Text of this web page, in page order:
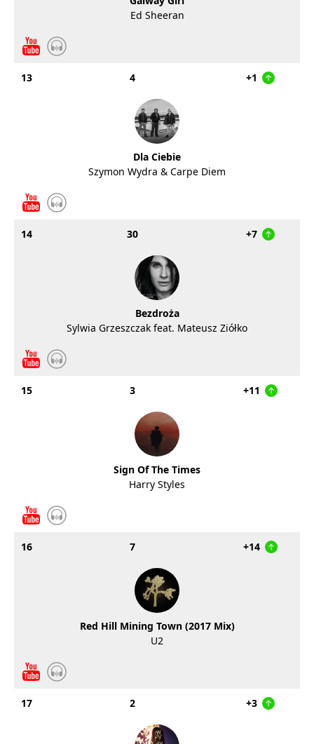
Ed Sheeran
13 4 +1
Dla Ciebie
Szymon Wydra & Carpe Diem
14 30 +7
Bezdroża
Sylwia Grzeszczak feat. Mateusz Ziółko
15 3 +11
Sign Of The Times
Harry Styles
16 7 +14
Red Hill Mining Town (2017 Mix)
U2
17 2 +3